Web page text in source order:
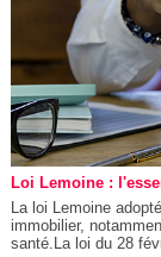
Loi Lemoine :
La loi Lemoine
immobilier,
santé.La loi du 28